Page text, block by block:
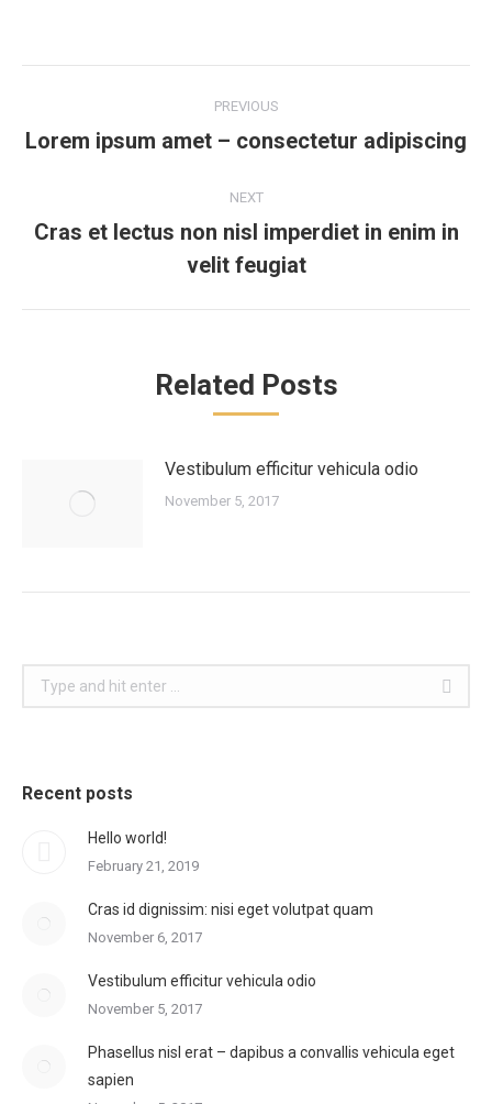
navigation
PREVIOUS
Previous
Lorem ipsum amet – consectetur adipiscing
NEXT
Next
post:
Cras et lectus non nisl imperdiet in enim in
velit feugiat
Related Posts
Vestibulum efficitur vehicula odio
November 5, 2017
Search:
Recent posts
Hello world!
February 21, 2019
Cras id dignissim: nisi eget volutpat quam
November 6, 2017
Vestibulum efficitur vehicula odio
November 5, 2017
Phasellus nisl erat – dapibus a convallis vehicula eget
sapien